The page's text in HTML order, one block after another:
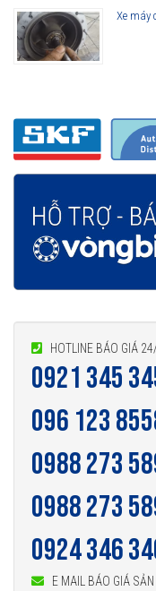
Xe máy
HOTLINE BÁO GIÁ
0921 345
096 123
0988 273
0988 273
0924 346
E MAIL BÁO GIÁ